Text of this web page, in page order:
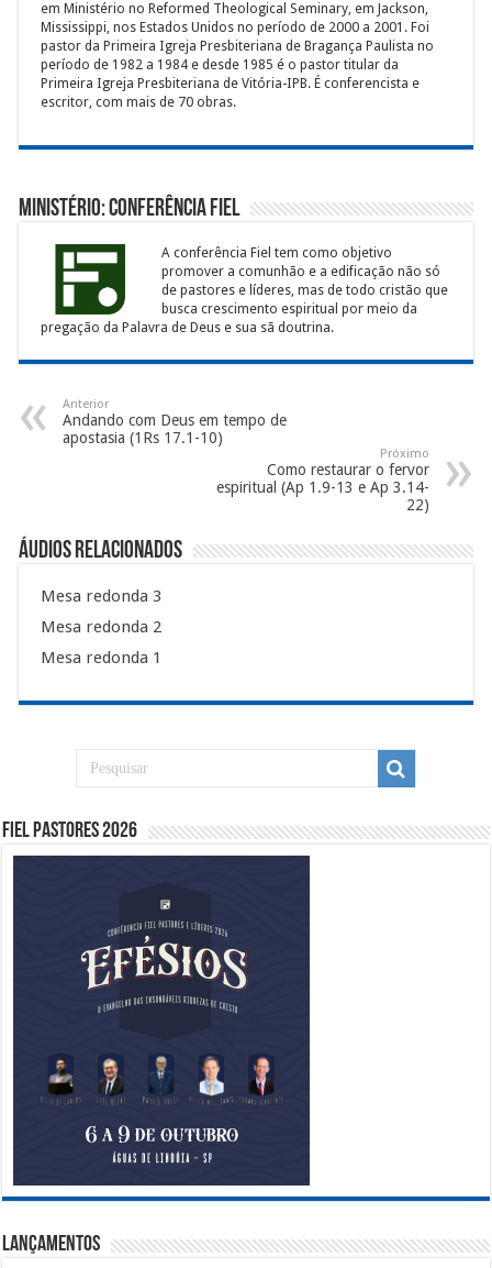
em Ministério no Reformed Theological Seminary, em Jackson,
Mississippi, nos Estados Unidos no período de 2000 a 2001. Foi
pastor da Primeira Igreja Presbiteriana de Bragança Paulista no
período de 1982 a 1984 e desde 1985 é o pastor titular da
Primeira Igreja Presbiteriana de Vitória-IPB. É conferencista e
escritor, com mais de 70 obras.
Ministério: Conferência Fiel
A conferência Fiel tem como objetivo
promover a comunhão e a edificação não só
de pastores e líderes, mas de todo cristão que
busca crescimento espiritual por meio da
pregação da Palavra de Deus e sua sã doutrina.
Anterior
Andando com Deus em tempo de
apostasia (1Rs 17.1-10)
Próximo
Como restaurar o fervor
espiritual (Ap 1.9-13 e Ap 3.14-
22)
Áudios Relacionados
Mesa redonda 3
Mesa redonda 2
Mesa redonda 1
Fiel Pastores 2026
Lançamentos